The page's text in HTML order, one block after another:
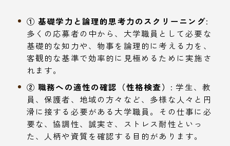
① 基礎学力と論理的思考力のスクリーニング:
多くの応募者の中から、大学職員として必要な
基礎的な知力や、物事を論理的に考える力を、
客観的な基準で効率的に見極めるために実施さ
れます。
② 職務への適性の確認（性格検査） : 学生、教
員、保護者、地域の方々など、多様な人々と円
滑に接する必要がある大学職員。その仕事に必
要な、協調性、誠実さ、ストレス耐性といっ
た、人柄や資質を確認する目的があります。